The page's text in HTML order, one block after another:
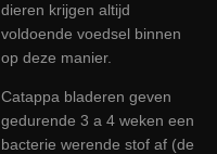
dieren krijgen altijd
voldoende voedsel binnen
op deze manier.
Catappa bladeren geven
gedurende 3 a 4 weken een
bacterie werende stof af (de